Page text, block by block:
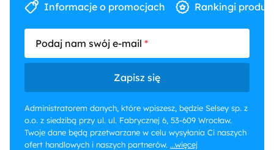
Informacje o promocjach Rankingi
Podaj nam swój e-mail
Zapisz się
Administratorem danych, które wpiszesz, będzie Selsey sp. z
o.o. z siedzibą przy ul. ul. Fabrycznej 6, 53-609 Wrocław.
Twoje dane będą przetwarzane w celu wysyłania Ci naszych
ofert handlowych i naszych partnerów. ...więcej